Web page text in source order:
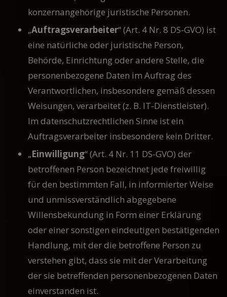
konzernangehörige juristische Personen.
„Auftragsverarbeiter“ (Art. 4 Nr. 8 DS-GVO) ist
eine natürliche oder juristische Person,
Behörde, Einrichtung oder andere Stelle, die
personenbezogene Daten im Auftrag des
Verantwortlichen, insbesondere gemäß dessen
Weisungen, verarbeitet (z. B. IT-Dienstleister).
Im datenschutzrechtlichen Sinne ist ein
Auftragsverarbeiter insbesondere kein Dritter.
„Einwilligung“ (Art. 4 Nr. 11 DS-GVO) der
betroffenen Person bezeichnet jede freiwillig
für den bestimmten Fall, in informierter Weise
und unmissverständlich abgegebene
Willensbekundung in Form einer Erklärung
oder einer sonstigen eindeutigen bestätigenden
Handlung, mit der die betroffene Person zu
verstehen gibt, dass sie mit der Verarbeitung
der sie betreffenden personenbezogenen Daten
einverstanden ist.